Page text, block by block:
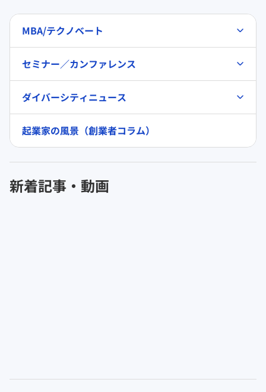
MBA/テクノベート
セミナー／カンファレンス
ダイバーシティニュース
起業家の風景（創業者コラム）
新着記事・動画